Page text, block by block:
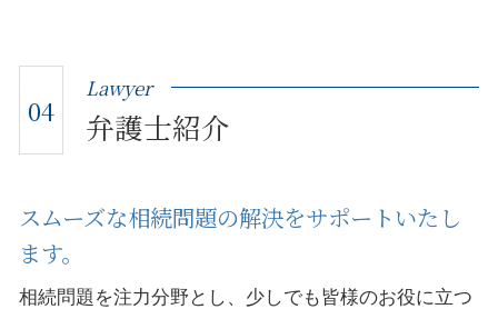
04
Lawyer
弁護士紹介
スムーズな相続問題の解決をサポートいたし
ます。
相続問題を注力分野とし、少しでも皆様のお役に立つ